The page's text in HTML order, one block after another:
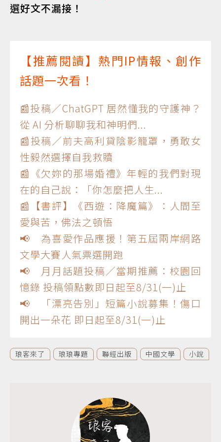
選好文不漏接！
【推薦閱讀】熱門IP情報、創作
話題一次看！
📰投稿／ChatGPT 居然懂我的守護神？
從 AI 分析聊聊我和神明們...
📰投稿／前夫高利貸陰影籠罩，勇敢女
性毅然選擇自我救贖
📰《欠妳的那場婚禮》年輕的我們對現
在的自己說：「你怎麼把人生...
📰【書評】《西遊：降魔篇》：人間至
愛與苦，佛法之頓悟
📢 為喜愛作品應援！第五屆兩岸網路
文學大賽人氣票選開跑
📢 月月話題投稿／當期推薦：校園回
憶錄 投稿領點數即日起至8/31(一)止
📢 「漂亮告別」短篇小說募集！傷口
開出一朵花 即日起至8/31(一)止
琅客來了 琅琅專題 聯經出版 中國文學 小說